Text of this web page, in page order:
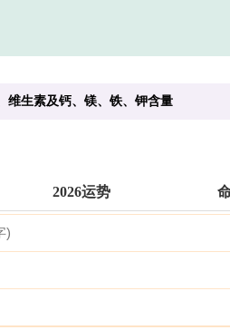
维生素及钙、镁、铁、钾含量
2026运势